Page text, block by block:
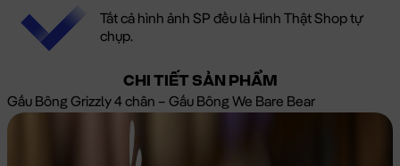
Tất cả hình ảnh SP đều là Hình Thật Shop tự
chụp.
CHI TIẾT SẢN PHẨM
Gấu Bông Grizzly 4 chân – Gấu Bông We Bare Bear